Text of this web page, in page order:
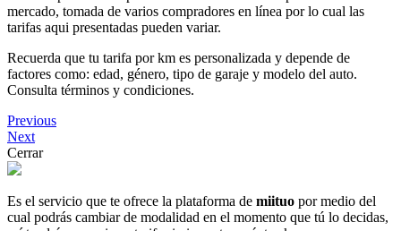
mercado, tomada de varios compradores en línea por lo cual las
tarifas aqui presentadas pueden variar.
Recuerda que tu tarifa por km es personalizada y depende de
factores como: edad, género, tipo de garaje y modelo del auto.
Consulta términos y condiciones.
Previous
Next
Cerrar
Es el servicio que te ofrece la plataforma de miituo por medio del
cual podrás cambiar de modalidad en el momento que tú lo decidas,